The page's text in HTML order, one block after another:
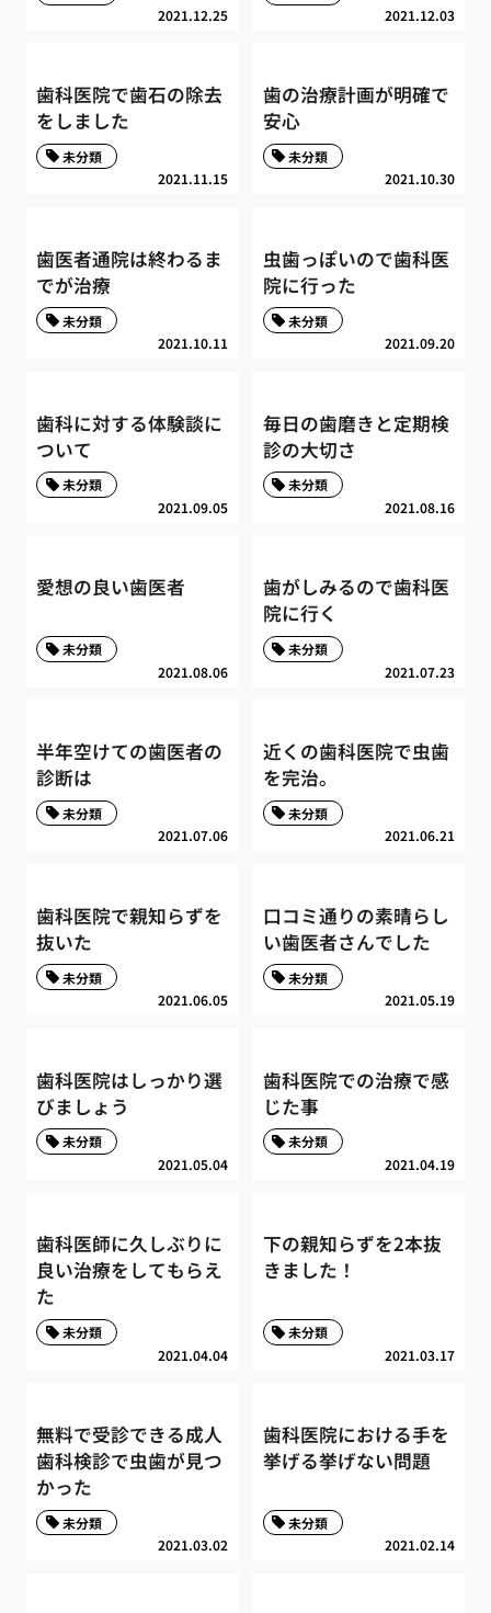
2021.12.25 2021.12.03
歯科医院で歯石の除去
をしました
2021.11.15
未分類
歯の治療計画が明確で
安心
2021.10.30
未分類
歯医者通院は終わるま
でが治療
2021.10.11
未分類
虫歯っぽいので歯科医
院に行った
2021.09.20
未分類
歯科に対する体験談に
ついて
2021.09.05
未分類
毎日の歯磨きと定期検
診の大切さ
2021.08.16
未分類
愛想の良い歯医者
2021.08.06
未分類
歯がしみるので歯科医
院に行く
2021.07.23
未分類
半年空けての歯医者の
診断は
2021.07.06
未分類
近くの歯科医院で虫歯
を完治。
2021.06.21
未分類
歯科医院で親知らずを
抜いた
2021.06.05
未分類
口コミ通りの素晴らし
い歯医者さんでした
2021.05.19
未分類
歯科医院はしっかり選
びましょう
2021.05.04
未分類
歯科医院での治療で感
じた事
2021.04.19
未分類
歯科医師に久しぶりに
良い治療をしてもらえ
た
2021.04.04
未分類
下の親知らずを2本抜
きました！
2021.03.17
未分類
無料で受診できる成人
歯科検診で虫歯が見つ
かった
2021.03.02
未分類
歯科医院における手を
挙げる挙げない問題
2021.02.14
未分類